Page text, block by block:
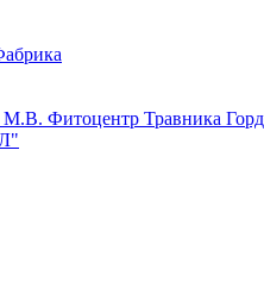
Фитоцентр Травника